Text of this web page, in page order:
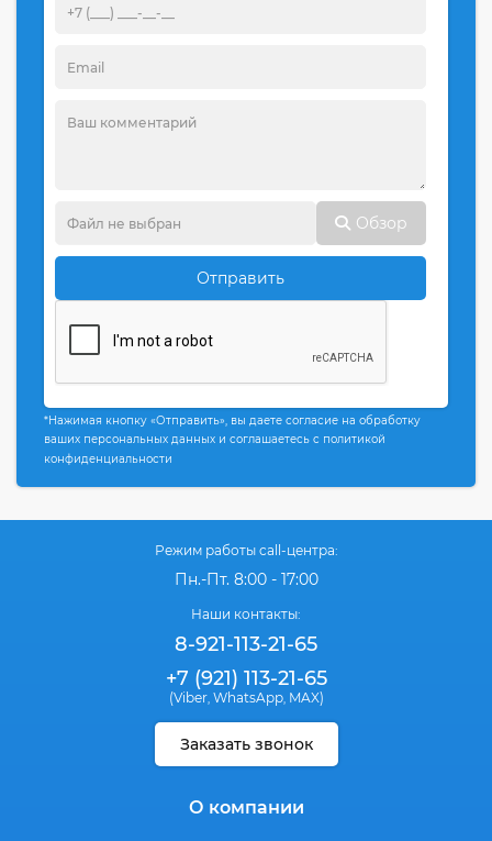
Обзор
Отправить
*Нажимая кнопку «Отправить», вы даете согласие на обработку
ваших персональных данных и соглашаетесь с политикой
конфиденциальности
Режим работы call-центра:
Пн.-Пт. 8:00 - 17:00
Наши контакты:
8-921-113-21-65
+7 (921) 113-21-65
(Viber, WhatsApp, MAX)
Заказать звонок
О компании